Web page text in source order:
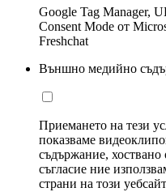
Google Tag Manager,
Consent Mode от
Freshchat
Външно медийно
Приемането на тези
показваме
съдържание,
съгласие ние
страни на този